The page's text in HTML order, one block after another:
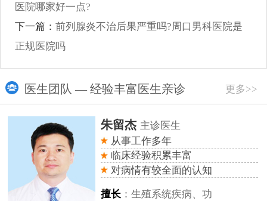
医院哪家好一点?
下一篇：前列腺炎不治后果严重吗?周口男科医院是
正规医院吗
医生团队 — 经验丰富医生亲诊 更多>>
朱留杰 主诊医生
从事工作多年
临床经验积累丰富
对病情有较全面的认知
擅长：生殖系统疾病、功